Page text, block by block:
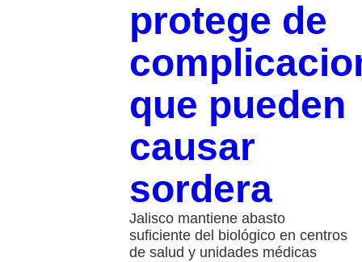
protege de
que pueden
causar
sordera
Jalisco mantiene abasto
suficiente del biológico en centros
de salud y unidades médicas